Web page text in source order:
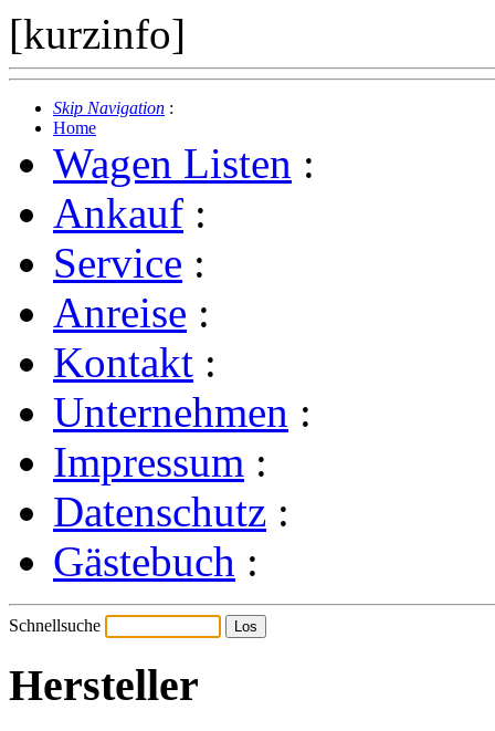
[kurzinfo]
Skip Navigation :
Home
Wagen Listen :
Ankauf :
Service :
Anreise :
Kontakt :
Unternehmen :
Impressum :
Datenschutz :
Gästebuch :
Schnellsuche
Hersteller